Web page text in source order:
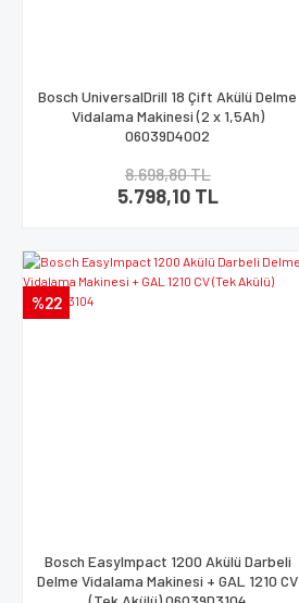
Bosch UniversalDrill 18 Çift Akülü Delme
Vidalama Makinesi (2 x 1,5Ah)
06039D4002
8.698,80 TL
5.798,10 TL
%22
Bosch EasyImpact 1200 Akülü Darbeli
Delme Vidalama Makinesi + GAL 1210 CV